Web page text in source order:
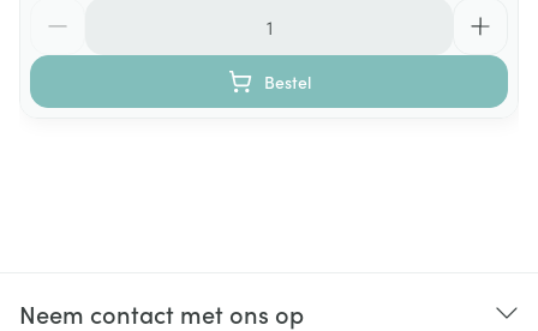
Bestel
Neem contact met ons op